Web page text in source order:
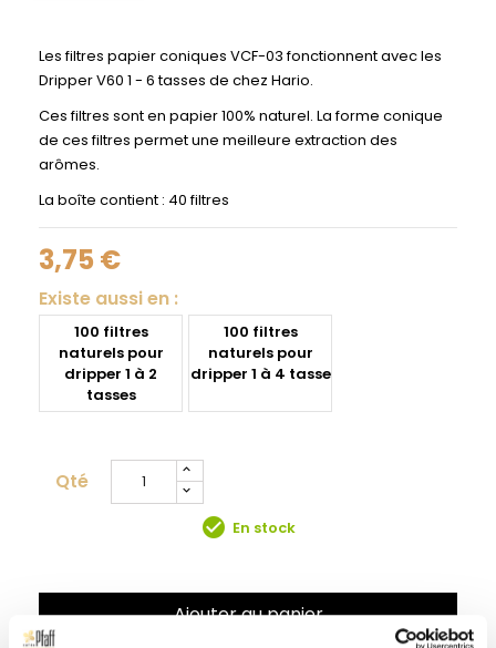
Les filtres papier coniques VCF-03 fonctionnent avec les
Dripper V60 1 - 6 tasses de chez Hario.
Ces filtres sont en papier 100% naturel. La forme conique
de ces filtres permet une meilleure extraction des
arômes.
La boîte contient : 40 filtres
3,75 €
Existe aussi en :
100 filtres
naturels pour
dripper 1 à 2
tasses
100 filtres
naturels pour
dripper 1 à 4 tasse
Qté
check_circle En stock
Ajouter au panier